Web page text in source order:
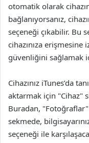
otomatik olarak
bağlanıyorsanız,
seçeneği çıkabilir. Bu
cihazınıza
güvenliğini sağlamak
Cihazınız iTunes’da
aktarmak için "Cihaz"
Buradan, "Fotoğraflar"
sekmede,
seçeneği ile